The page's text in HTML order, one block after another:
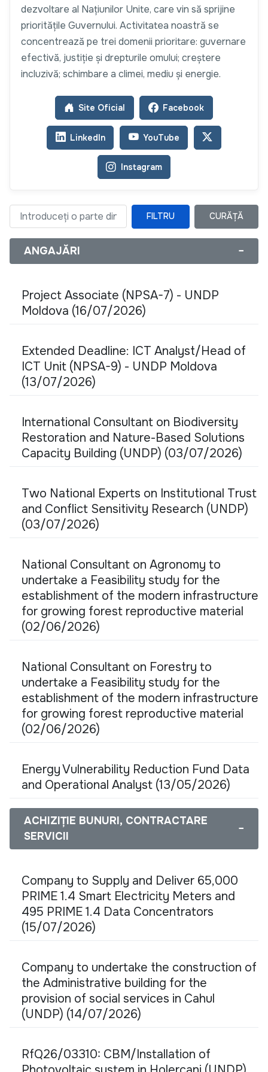
dezvoltare al Națiunilor Unite, care vin să sprijine
prioritățile Guvernului. Activitatea noastră se
concentrează pe trei domenii prioritare: guvernare
efectivă, justiție și drepturile omului; creștere
incluzivă; schimbare a climei, mediu și energie.
Site Oficial Facebook
LinkedIn YouTube
Instagram
Introduceți o parte din titlu FILTRU CURĂȚĂ
ANGAJĂRI −
Project Associate (NPSA-7) - UNDP
Moldova (16/07/2026)
Extended Deadline: ICT Analyst/Head of
ICT Unit (NPSA-9) - UNDP Moldova
(13/07/2026)
International Consultant on Biodiversity
Restoration and Nature-Based Solutions
Capacity Building (UNDP) (03/07/2026)
Two National Experts on Institutional Trust
and Conflict Sensitivity Research (UNDP)
(03/07/2026)
National Consultant on Agronomy to
undertake a Feasibility study for the
establishment of the modern infrastructure
for growing forest reproductive material
(02/06/2026)
National Consultant on Forestry to
undertake a Feasibility study for the
establishment of the modern infrastructure
for growing forest reproductive material
(02/06/2026)
Energy Vulnerability Reduction Fund Data
and Operational Analyst (13/05/2026)
ACHIZIȚIE BUNURI, CONTRACTARE
SERVICII
−
Company to Supply and Deliver 65,000
PRIME 1.4 Smart Electricity Meters and
495 PRIME 1.4 Data Concentrators
(15/07/2026)
Company to undertake the construction of
the Administrative building for the
provision of social services in Cahul
(UNDP) (14/07/2026)
RfQ26/03310: CBM/Installation of